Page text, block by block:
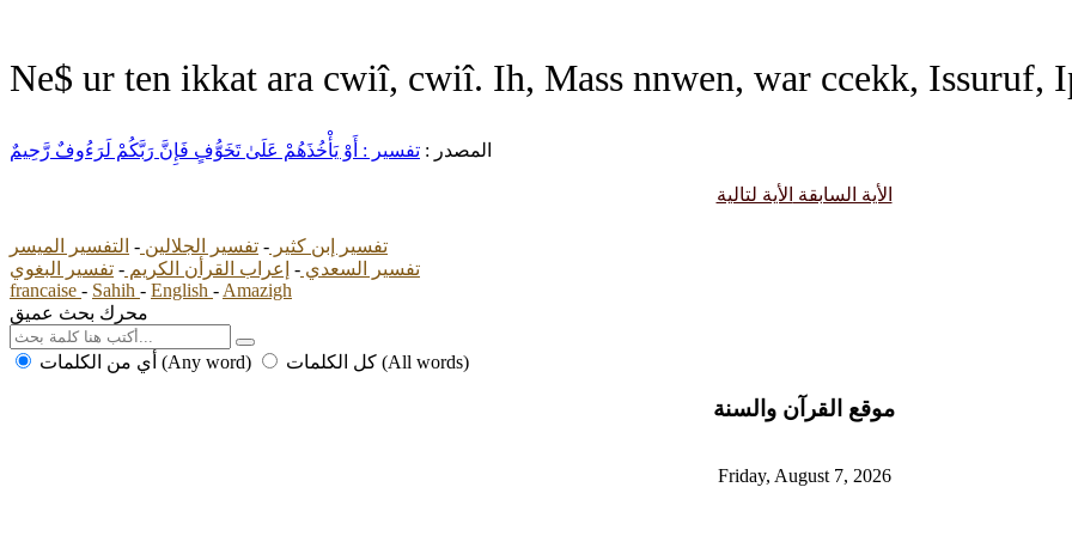
Ne$ ur ten ikkat ara cwiî, cwiî. Ih, Mass nnwen, war ccekk, Issuruf,
المصدر : تفسير : أَوْ يَأْخُذَهُمْ عَلَىٰ تَخَوُّفٍ فَإِنَّ رَبَّكُمْ لَرَءُوفٌ رَّحِيمٌ
الأية السابقة الأية لتالية
تفسير إبن كثير - تفسير الجلالين - التفسير الميسر
تفسير السعدي - إعراب القرأن الكريم - تفسير البغوي
francaise - Sahih - English - Amazigh
محرك بحث عميق
أي من الكلمات (Any word) كل الكلمات (All words)
موقع القرآن والسنة
Friday, August 7, 2026